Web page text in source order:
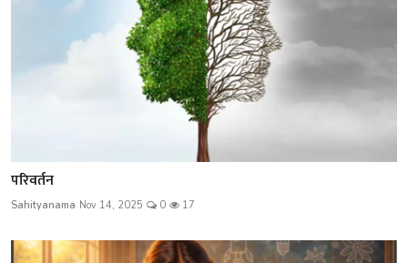
परिवर्तन
Sahityanama Nov 14, 2025 0 17